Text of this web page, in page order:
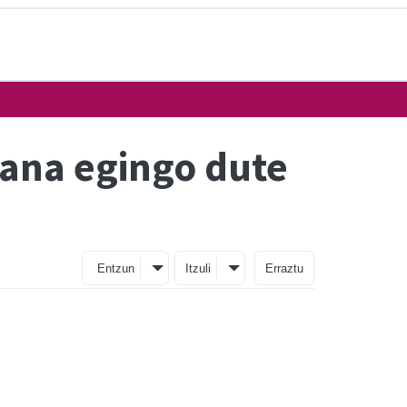
egingo dute
Entzun Itzuli Erraztu